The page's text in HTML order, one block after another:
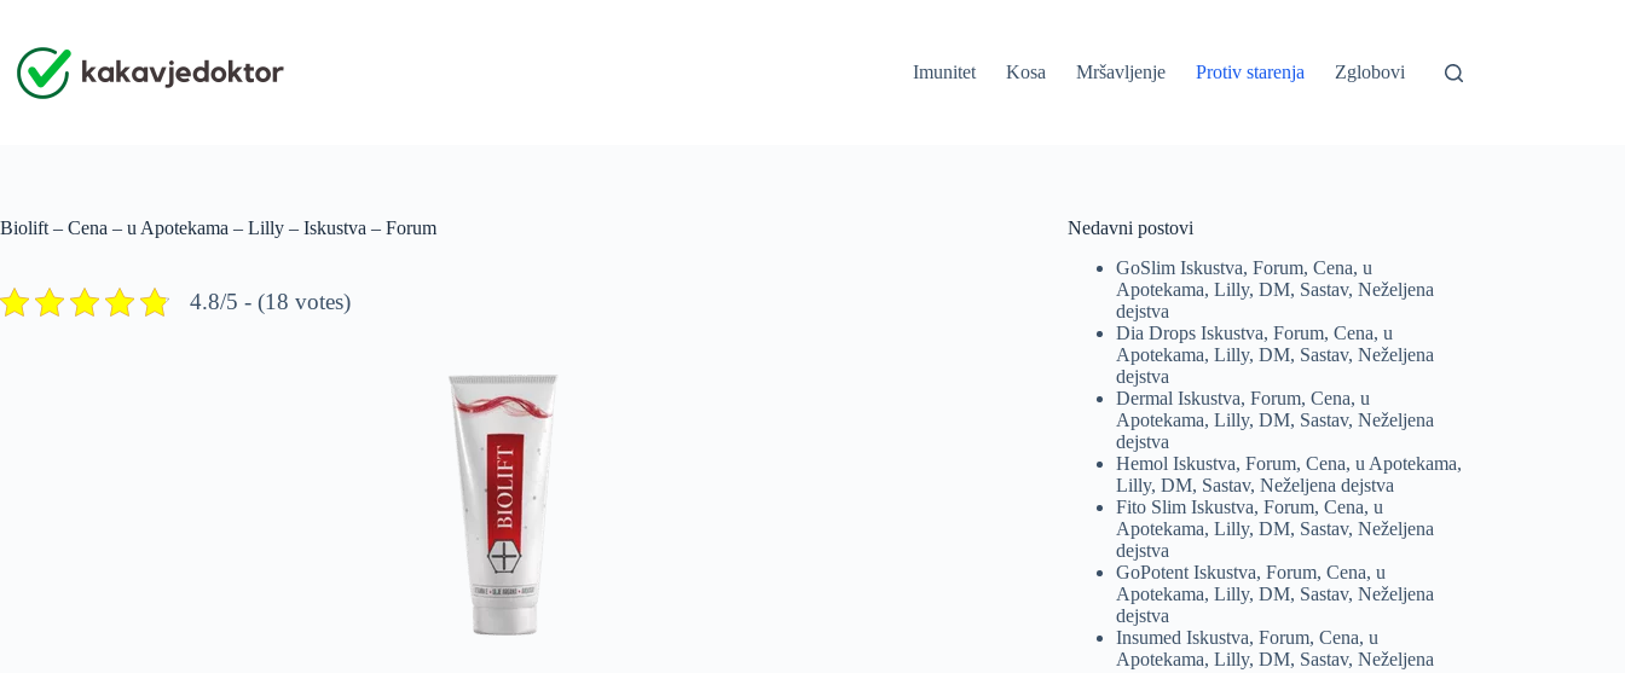
content
Imunitet
Kosa Mršavljenje Protiv starenja Zglobovi
Biolift – Cena – u Apotekama – Lilly – Iskustva – Forum
4.8/5 - (18 votes)
Nedavni postovi
GoSlim Iskustva, Forum, Cena, u
Apotekama, Lilly, DM, Sastav, Neželjena
dejstva
Dia Drops Iskustva, Forum, Cena, u
Apotekama, Lilly, DM, Sastav, Neželjena
dejstva
Dermal Iskustva, Forum, Cena, u
Apotekama, Lilly, DM, Sastav, Neželjena
dejstva
Hemol Iskustva, Forum, Cena, u Apotekama,
Lilly, DM, Sastav, Neželjena dejstva
Fito Slim Iskustva, Forum, Cena, u
Apotekama, Lilly, DM, Sastav, Neželjena
dejstva
GoPotent Iskustva, Forum, Cena, u
Apotekama, Lilly, DM, Sastav, Neželjena
dejstva
Insumed Iskustva, Forum, Cena, u
Apotekama, Lilly, DM, Sastav, Neželjena